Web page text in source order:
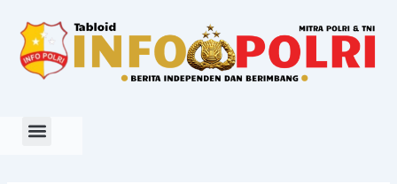
content